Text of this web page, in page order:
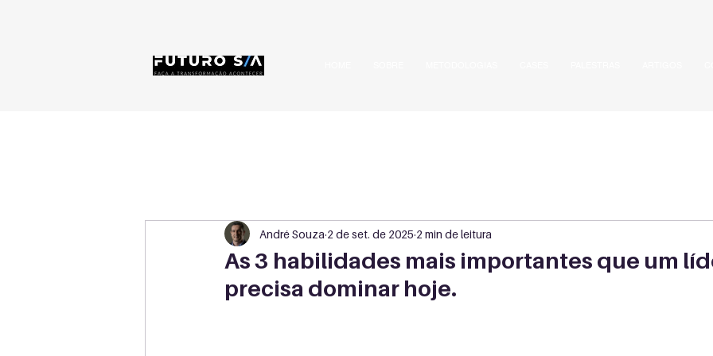
As 3 habilidades mais importantes que um
precisa dominar hoje.
André Souza 2 de set. de 2025 2 min de leitura